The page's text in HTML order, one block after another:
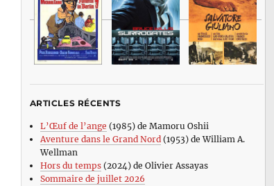
ARTICLES RÉCENTS
L’Œuf de l’ange (1985) de Mamoru Oshii
Aventure dans le Grand Nord(1953) de William A.
Wellman
Hors du temps(2024) de Olivier Assayas
Sommaire de juillet 2026